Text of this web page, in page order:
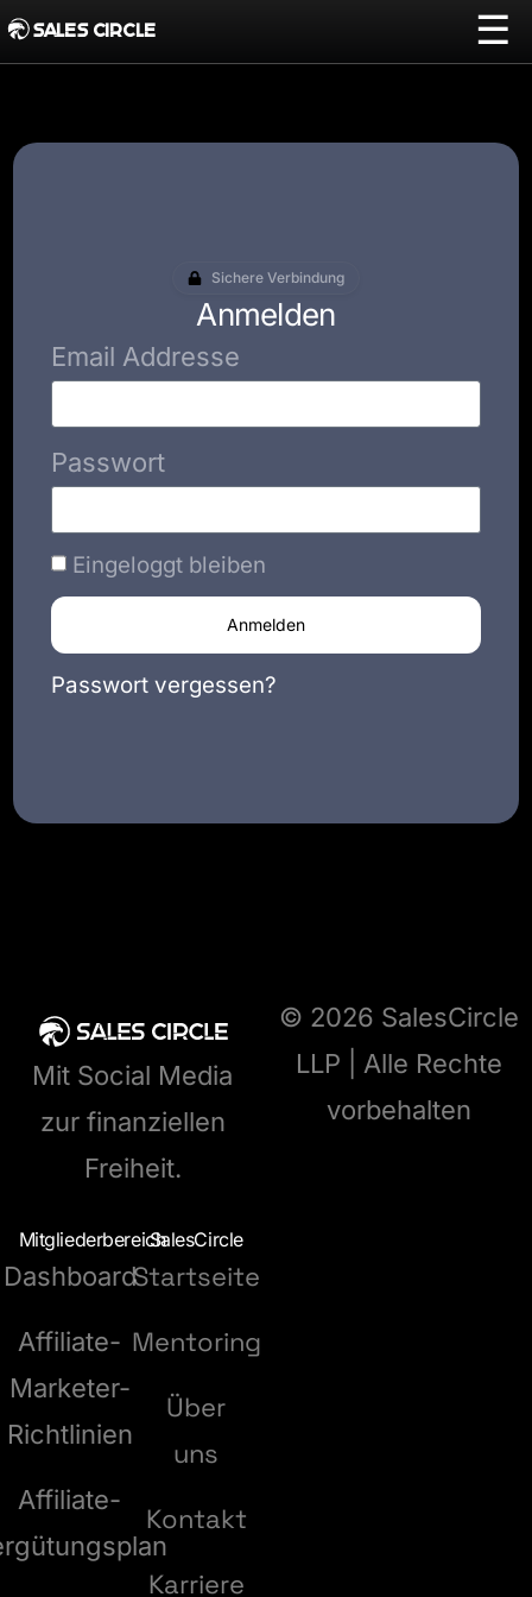
SALES CIRCLE ☰
Sichere Verbindung
Anmelden
Email Addresse
Passwort
Eingeloggt bleiben
Anmelden
Passwort vergessen?
Mit Social Media
zur finanziellen
Freiheit.
Mitgliederbereich
Dashboard
Affiliate-
Marketer-
Richtlinien
Affiliate-
SalesCircle
Startseite
Mentoring
Über
uns
Kontakt
Karriere
© 2026 SalesCircle
LLP | Alle Rechte
vorbehalten